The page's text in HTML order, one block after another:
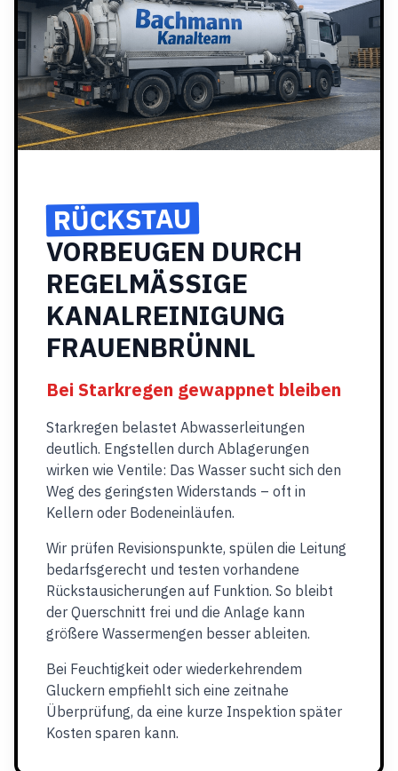
RÜCKSTAU
VORBEUGEN DURCH
REGELMÄSSIGE
KANALREINIGUNG
FRAUENBRÜNNL
Bei Starkregen gewappnet bleiben
Starkregen belastet Abwasserleitungen
deutlich. Engstellen durch Ablagerungen
wirken wie Ventile: Das Wasser sucht sich den
Weg des geringsten Widerstands – oft in
Kellern oder Bodeneinläufen.
Wir prüfen Revisionspunkte, spülen die Leitung
bedarfsgerecht und testen vorhandene
Rückstausicherungen auf Funktion. So bleibt
der Querschnitt frei und die Anlage kann
größere Wassermengen besser ableiten.
Bei Feuchtigkeit oder wiederkehrendem
Gluckern empfiehlt sich eine zeitnahe
Überprüfung, da eine kurze Inspektion später
Kosten sparen kann.